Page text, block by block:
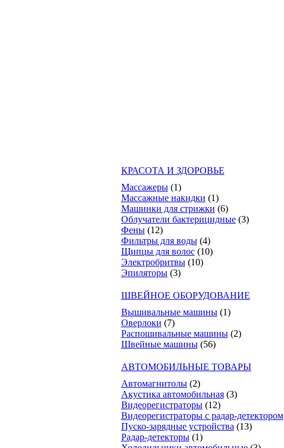
КРАСОТА И ЗДОРОВЬЕ
Массажеры (1)
Массажные накидки (1)
Машинки для стрижки (6)
Облучатели бактерицидные (3)
Фены (12)
Фильтры для воды (4)
Щипцы для волос (10)
Электробритвы (10)
Эпиляторы (3)
ШВЕЙНОЕ ОБОРУДОВАНИЕ
Вышивальные машины (1)
Оверлоки (7)
Распошивальные машины (2)
Швейные машины (56)
АВТОМОБИЛЬНЫЕ ТОВАРЫ
Автомагнитолы (2)
Акустика автомобильная (3)
Видеорегистраторы (12)
Видеорегистраторы с радар-детектором
Пуско-зарядные устройства (13)
Радар-детекторы (1)